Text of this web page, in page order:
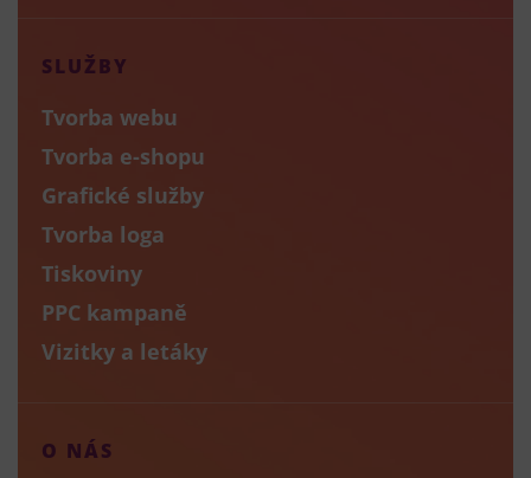
SLUŽBY
Tvorba webu
Tvorba e-shopu
Grafické služby
Tvorba loga
Tiskoviny
PPC kampaně
Vizitky a letáky
O NÁS